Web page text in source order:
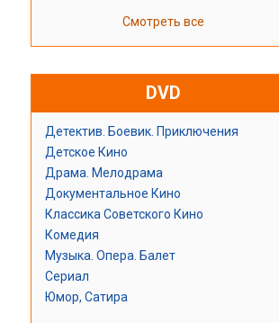
Смотреть все
DVD
Детектив. Боевик. Приключения
Детское Кино
Драма. Мелодрама
Документальное Кино
Классика Советского Кино
Комедия
Музыка. Опера. Балет
Сериал
Юмор, Сатира